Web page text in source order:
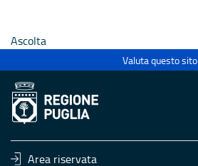
Ascolta
Valuta questo sito
Area riservata